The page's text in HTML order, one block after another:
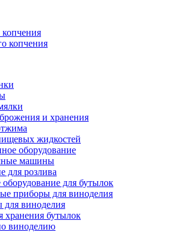
копчения
копчения
и хранения
жидкостей
оборудование
машины
для розлива
для бутылок
приборы для виноделия
для виноделия
хранения бутылок
виноделию